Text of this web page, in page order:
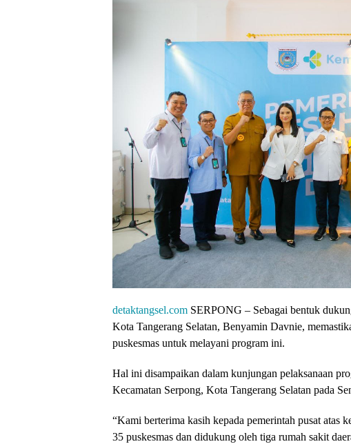
detaktangsel.com SERPONG – Sebagai bentuk
Kota Tangerang Selatan, Benyamin Davnie,
puskesmas untuk melayani program ini.
Hal ini disampaikan dalam kunjungan pelaksanaan
Kecamatan Serpong, Kota Tangerang Selatan pada
“Kami berterima kasih kepada pemerintah pusat atas
35 puskesmas dan didukung oleh tiga rumah sakit